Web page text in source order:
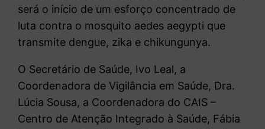
será o início de um esforço concentrado de
luta contra o mosquito aedes aegypti que
transmite dengue, zika e chikungunya.
O Secretário de Saúde, Ivo Leal, a
Coordenadora de Vigilância em Saúde, Dra.
Lúcia Sousa, a Coordenadora do CAIS –
Centro de Atenção Integrado à Saúde, Fábia